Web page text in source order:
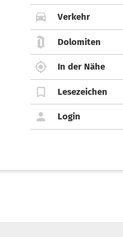
Verkehr
Dolomiten
In der Nähe
Lesezeichen
Login